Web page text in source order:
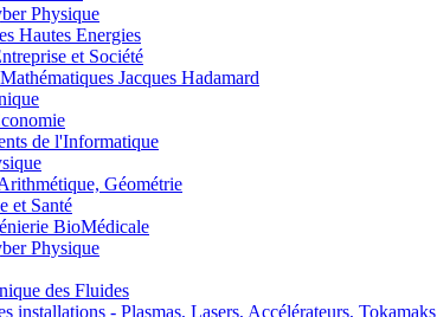
Physique
Hautes Energies
et Société
Jacques Hadamard
de l'Informatique
Géométrie
et Santé
BioMédicale
Physique
des Fluides
- Plasmas, Lasers, Accélérateurs, Tokamaks